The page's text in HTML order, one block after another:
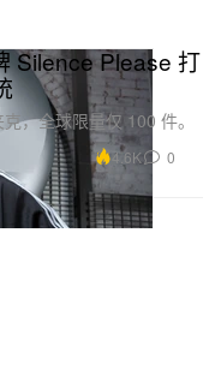
Silence Please 打
，全球限量仅 100 件。
4.6K 0